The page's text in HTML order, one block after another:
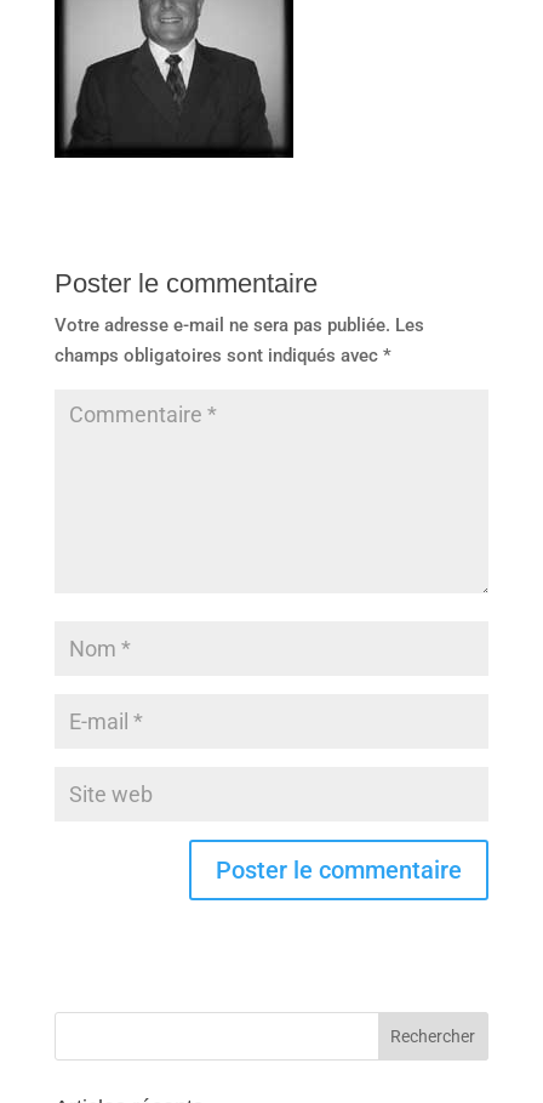
Poster le commentaire
Votre adresse e-mail ne sera pas publiée. Les
champs obligatoires sont indiqués avec *